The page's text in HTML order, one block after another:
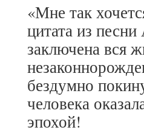
«Мне так
цитата из
заключена вся
бездумно
человека
эпохой!